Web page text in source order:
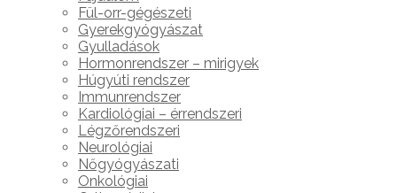
Fül-orr-gégészeti
Gyerekgyógyászat
Gyulladások
Hormonrendszer – mirigyek
Húgyúti rendszer
Immunrendszer
Kardiológiai – érrendszeri
Légzőrendszeri
Neurológiai
Nőgyógyászati
Onkológiai